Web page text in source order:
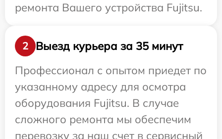
ремонта Вашего устройства Fujitsu.
2
Выезд курьера за 35 минут
Профессионал с опытом приедет по
указанному адресу для осмотра
оборудования Fujitsu. В случае
сложного ремонта мы обеспечим
перевозку за наш счет в сервисный